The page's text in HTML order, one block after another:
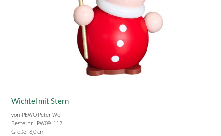
Wichtel mit Stern
von PEWO Peter Wolf
Bestellnr.: PW09_112
Größe: 8,0 cm